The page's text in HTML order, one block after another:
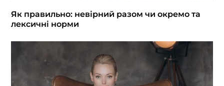
Як правильно: невірний разом чи окремо та
лексичні норми